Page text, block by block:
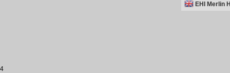
EHI Merlin
4